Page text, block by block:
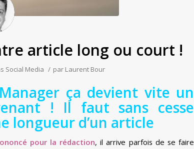
article long ou court !
Social Media / par Laurent Bour
ça devient vite un
! Il faut sans cesse
longueur d’un article
pour la rédaction, il arrive parfois de se faire